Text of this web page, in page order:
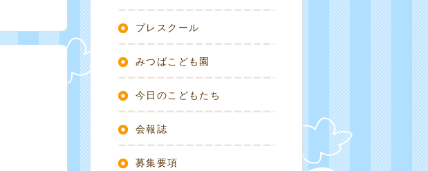
プレスクール
みつばこども園
今日のこどもたち
会報誌
募集要項